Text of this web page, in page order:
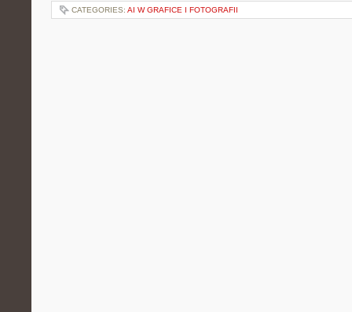
CATEGORIES: AI W GRAFICE I FOTOGRAFII